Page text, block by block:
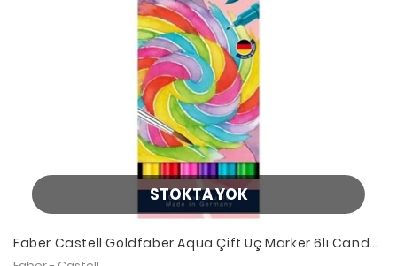
STOKTA YOK
Faber Castell Goldfaber Aqua Çift Uç Marker 6lı Candy
Shop